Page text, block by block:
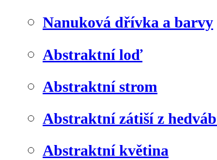
Nanuková dřívka a barvy
Abstraktní loď
Abstraktní strom
Abstraktní zátiší z
Abstraktní květina